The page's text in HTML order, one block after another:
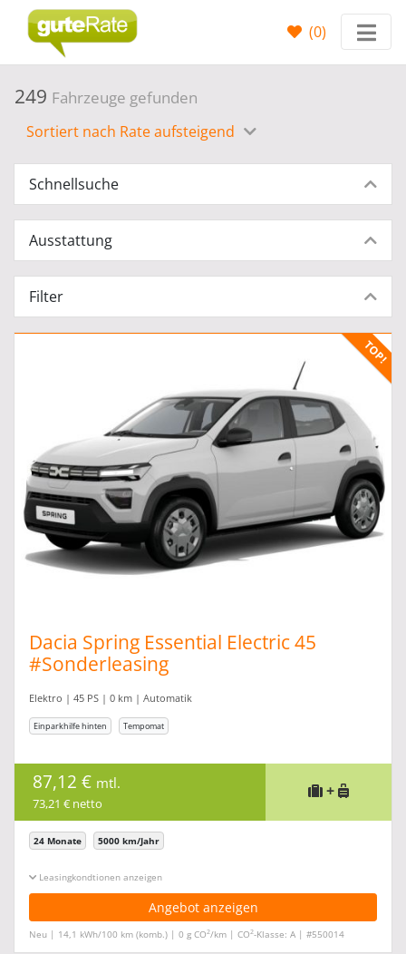
(0)
249 Fahrzeuge gefunden
Sortiert nach Rate aufsteigend
Schnellsuche
Ausstattung
Filter
Dacia Spring Essential Electric 45
#Sonderleasing
Elektro | 45 PS | 0 km | Automatik
Einparkhilfe hinten Tempomat
87,12 € mtl.
73,21 € netto
+
24 Monate 5000 km/Jahr
Leasingkonditionen ein-/ausblenden
Angebot anzeigen
Neu | 14,1 kWh/100 km (komb.) | 0 g CO2/km | CO2-Klasse: A | #550014